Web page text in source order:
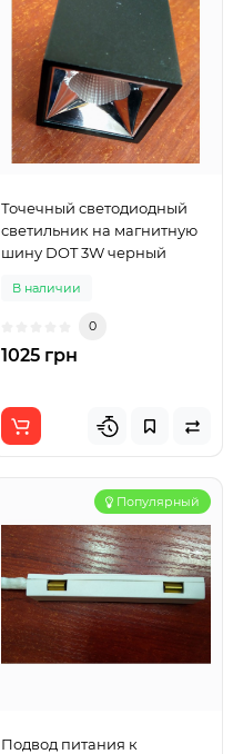
Точечный светодиодный
светильник на магнитную
шину DOT 3W черный
В наличии
0
1025 грн
Популярный
Подвод питания к